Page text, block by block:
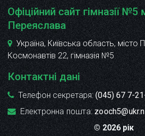
Офіційний сайт гімназії №5
Переяслава
Україна, Київська область, місто
Космонавтів 22, гімназія №5
Контактні дані
Телефон секретаря:(045) 67 7-
Електронна пошта:
© 2026 рік